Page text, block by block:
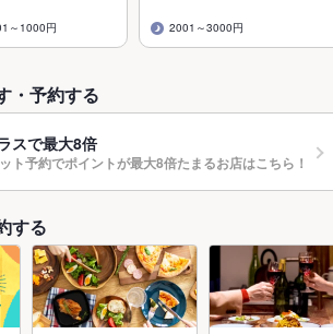
～1000円 2001～3000円
・予約する
スで最大8倍
ト予約でポイントが最大8倍たまるお店はこちら！
する